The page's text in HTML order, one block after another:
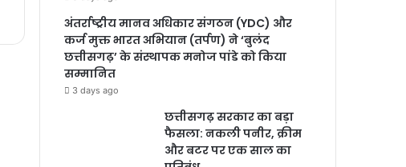
अंतर्राष्ट्रीय मानव अधिकार संगठन (YDC) और
कर्ज मुक्त भारत अभियान (तर्पण) ने ‘बुलंद
छत्तीसगढ़’ के संस्थापक मनोज पांडे को किया
सम्मानित
3 days ago
छत्तीसगढ़ सरकार का बड़ा
फैसला: नकली पनीर, क्रीम
और बटर पर एक साल का